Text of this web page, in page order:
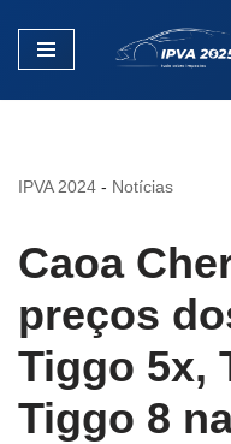
Pular
IPVA 2024 - Notícias
Caoa
preços
Tiggo 5x,
Tiggo 8